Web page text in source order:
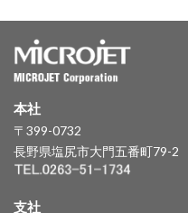
本社
〒399-0732
長野県塩尻市大門五番町79-2
支社